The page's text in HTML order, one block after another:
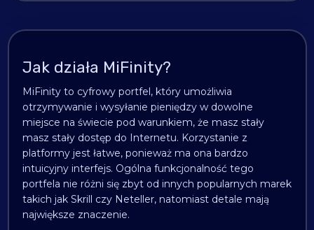
Jak działa MiFinity?
MiFinity to cyfrowy portfel, który umożliwia
otrzymywanie i wysyłanie pieniędzy w dowolne
miejsce na świecie pod warunkiem, że masz stały
masz stały dostęp do Internetu. Korzystanie z
platformy jest łatwe, ponieważ ma ona bardzo
intuicyjny interfejs. Ogólna funkcjonalność tego
portfela nie różni się zbyt od innych popularnych marek
takich jak Skrill czy Neteller, natomiast detale mają
największe znaczenie.